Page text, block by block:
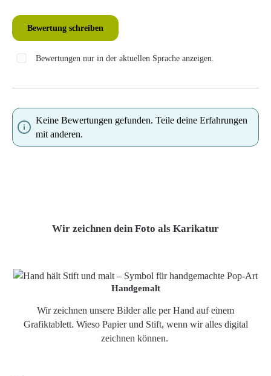
Bewertung schreiben
Bewertungen nur in der aktuellen Sprache anzeigen.
Keine Bewertungen gefunden. Teile deine Erfahrungen
mit anderen.
Wir zeichnen dein Foto als Karikatur
Handgemalt
Wir zeichnen unsere Bilder alle per Hand auf einem
Grafiktablett. Wieso Papier und Stift, wenn wir alles digital
zeichnen können.